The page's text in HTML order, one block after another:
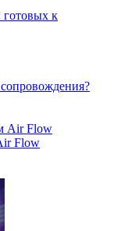
готовых к
Flow